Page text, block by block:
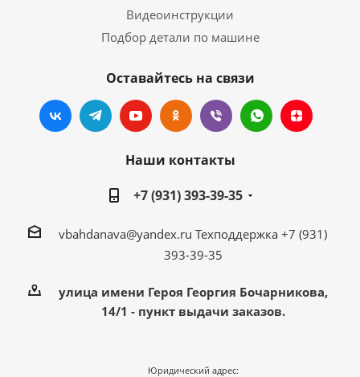
Видеоинструкции
Подбор детали по машине
Оставайтесь на связи
Наши контакты
+7 (931) 393-39-35
vbahdanava@yandex.ru Техподдержка +7 (931)
393-39-35
улица имени Героя Георгия Бочарникова,
14/1 - пункт выдачи заказов.
Юридический адрес: